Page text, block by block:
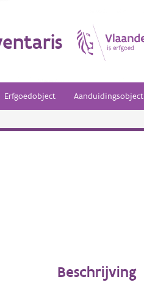
Erfgoedobject Aanduidingsobject
Beschrijving